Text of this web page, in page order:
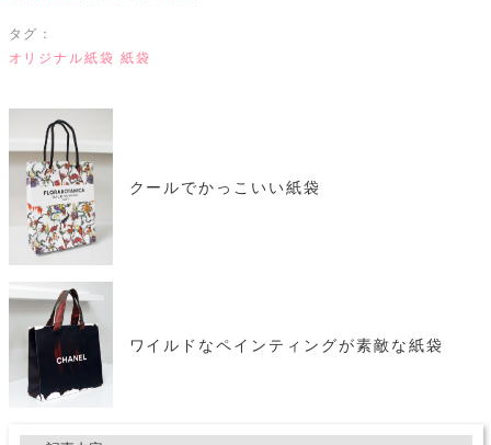
タグ：
オリジナル紙袋 紙袋
クールでかっこいい紙袋
ワイルドなペインティングが素敵な紙袋